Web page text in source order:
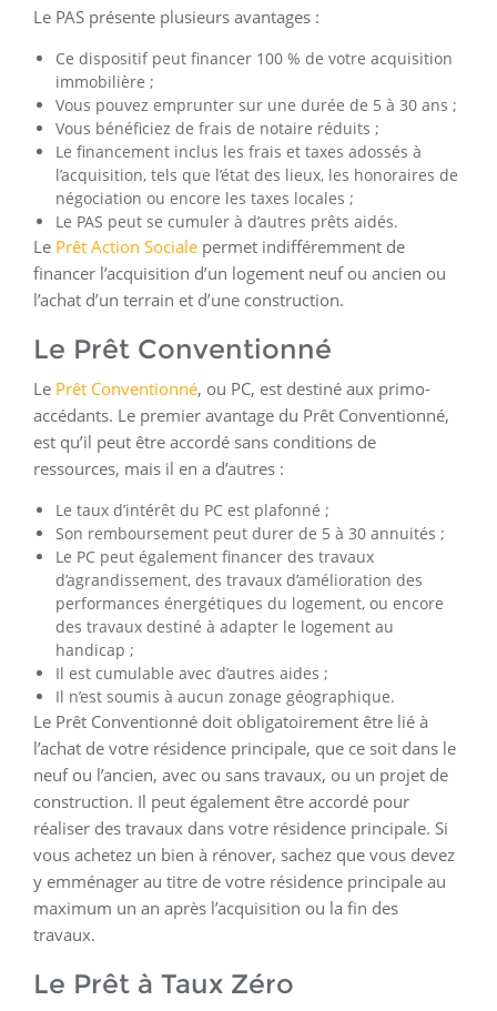
Le PAS présente plusieurs avantages :
Ce dispositif peut financer 100 % de votre acquisition
immobilière ;
Vous pouvez emprunter sur une durée de 5 à 30 ans ;
Vous bénéficiez de frais de notaire réduits ;
Le financement inclus les frais et taxes adossés à
l’acquisition, tels que l’état des lieux, les honoraires de
négociation ou encore les taxes locales ;
Le PAS peut se cumuler à d’autres prêts aidés.
Le Prêt Action Sociale permet indifféremment de
financer l’acquisition d’un logement neuf ou ancien ou
l’achat d’un terrain et d’une construction.
Le Prêt Conventionné
Le Prêt Conventionné, ou PC, est destiné aux primo-
accédants. Le premier avantage du Prêt Conventionné,
est qu’il peut être accordé sans conditions de
ressources, mais il en a d’autres :
Le taux d’intérêt du PC est plafonné ;
Son remboursement peut durer de 5 à 30 annuités ;
Le PC peut également financer des travaux
d’agrandissement, des travaux d’amélioration des
performances énergétiques du logement, ou encore
des travaux destiné à adapter le logement au
handicap ;
Il est cumulable avec d’autres aides ;
Il n’est soumis à aucun zonage géographique.
Le Prêt Conventionné doit obligatoirement être lié à
l’achat de votre résidence principale, que ce soit dans le
neuf ou l’ancien, avec ou sans travaux, ou un projet de
construction. Il peut également être accordé pour
réaliser des travaux dans votre résidence principale. Si
vous achetez un bien à rénover, sachez que vous devez
y emménager au titre de votre résidence principale au
maximum un an après l’acquisition ou la fin des
travaux.
Le Prêt à Taux Zéro